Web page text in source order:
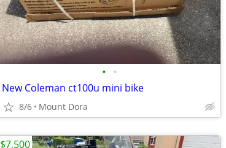
• •
New Coleman ct100u mini bike
8/6 Mount Dora
$7,500